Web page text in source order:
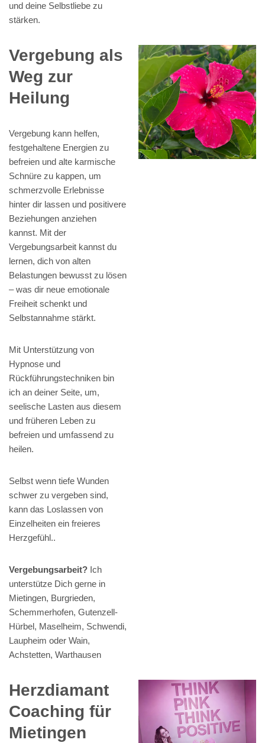
und deine Selbstliebe zu
stärken.
Vergebung als
Weg zur
Heilung
Vergebung kann helfen,
festgehaltene Energien zu
befreien und alte karmische
Schnüre zu kappen, um
schmerzvolle Erlebnisse
hinter dir lassen und positivere
Beziehungen anziehen
kannst. Mit der
Vergebungsarbeit kannst du
lernen, dich von alten
Belastungen bewusst zu lösen
– was dir neue emotionale
Freiheit schenkt und
Selbstannahme stärkt.
Mit Unterstützung von
Hypnose und
Rückführungstechniken bin
ich an deiner Seite, um,
seelische Lasten aus diesem
und früheren Leben zu
befreien und umfassend zu
heilen.
Selbst wenn tiefe Wunden
schwer zu vergeben sind,
kann das Loslassen von
Einzelheiten ein freieres
Herzgefühl..
Vergebungsarbeit? Ich
unterstütze Dich gerne in
Mietingen, Burgrieden,
Schemmerhofen, Gutenzell-
Hürbel, Maselheim, Schwendi,
Laupheim oder Wain,
Achstetten, Warthausen
Herzdiamant
Coaching für
Mietingen